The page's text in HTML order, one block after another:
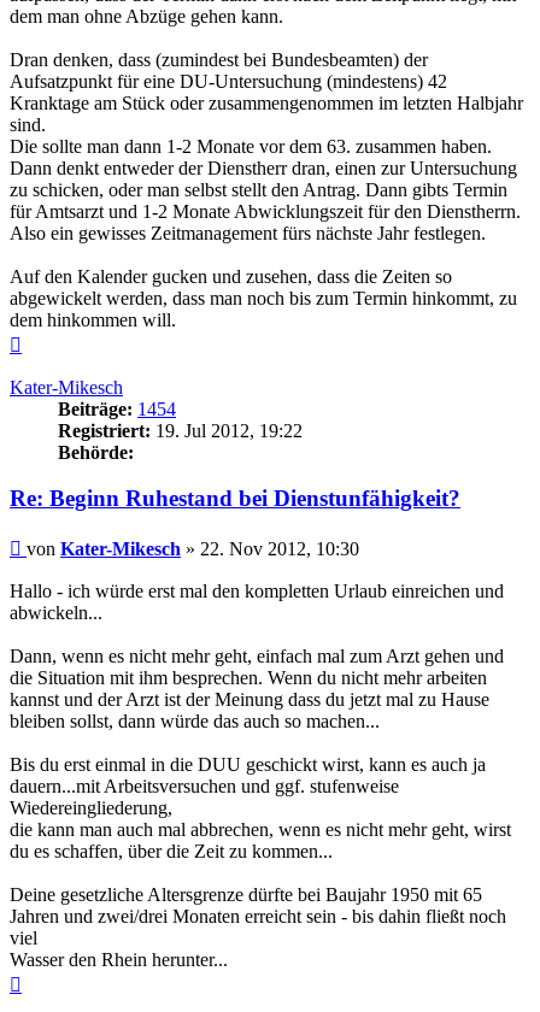
dem man ohne Abzüge gehen kann.
Dran denken, dass (zumindest bei Bundesbeamten) der
Aufsatzpunkt für eine DU-Untersuchung (mindestens) 42
Kranktage am Stück oder zusammengenommen im letzten Halbjahr
sind.
Die sollte man dann 1-2 Monate vor dem 63. zusammen haben.
Dann denkt entweder der Dienstherr dran, einen zur Untersuchung
zu schicken, oder man selbst stellt den Antrag. Dann gibts Termin
für Amtsarzt und 1-2 Monate Abwicklungszeit für den Dienstherrn.
Also ein gewisses Zeitmanagement fürs nächste Jahr festlegen.
Auf den Kalender gucken und zusehen, dass die Zeiten so
abgewickelt werden, dass man noch bis zum Termin hinkommt, zu
dem hinkommen will.
Kater-Mikesch
Beiträge: 1454
Registriert: 19. Jul 2012, 19:22
Behörde:
Re: Beginn Ruhestand bei Dienstunfähigkeit?
Beitrag
von Kater-Mikesch » 22. Nov 2012, 10:30
Hallo - ich würde erst mal den kompletten Urlaub einreichen und
abwickeln...
Dann, wenn es nicht mehr geht, einfach mal zum Arzt gehen und
die Situation mit ihm besprechen. Wenn du nicht mehr arbeiten
kannst und der Arzt ist der Meinung dass du jetzt mal zu Hause
bleiben sollst, dann würde das auch so machen...
Bis du erst einmal in die DUU geschickt wirst, kann es auch ja
dauern...mit Arbeitsversuchen und ggf. stufenweise
Wiedereingliederung,
die kann man auch mal abbrechen, wenn es nicht mehr geht, wirst
du es schaffen, über die Zeit zu kommen...
Deine gesetzliche Altersgrenze dürfte bei Baujahr 1950 mit 65
Jahren und zwei/drei Monaten erreicht sein - bis dahin fließt noch
viel
Wasser den Rhein herunter...